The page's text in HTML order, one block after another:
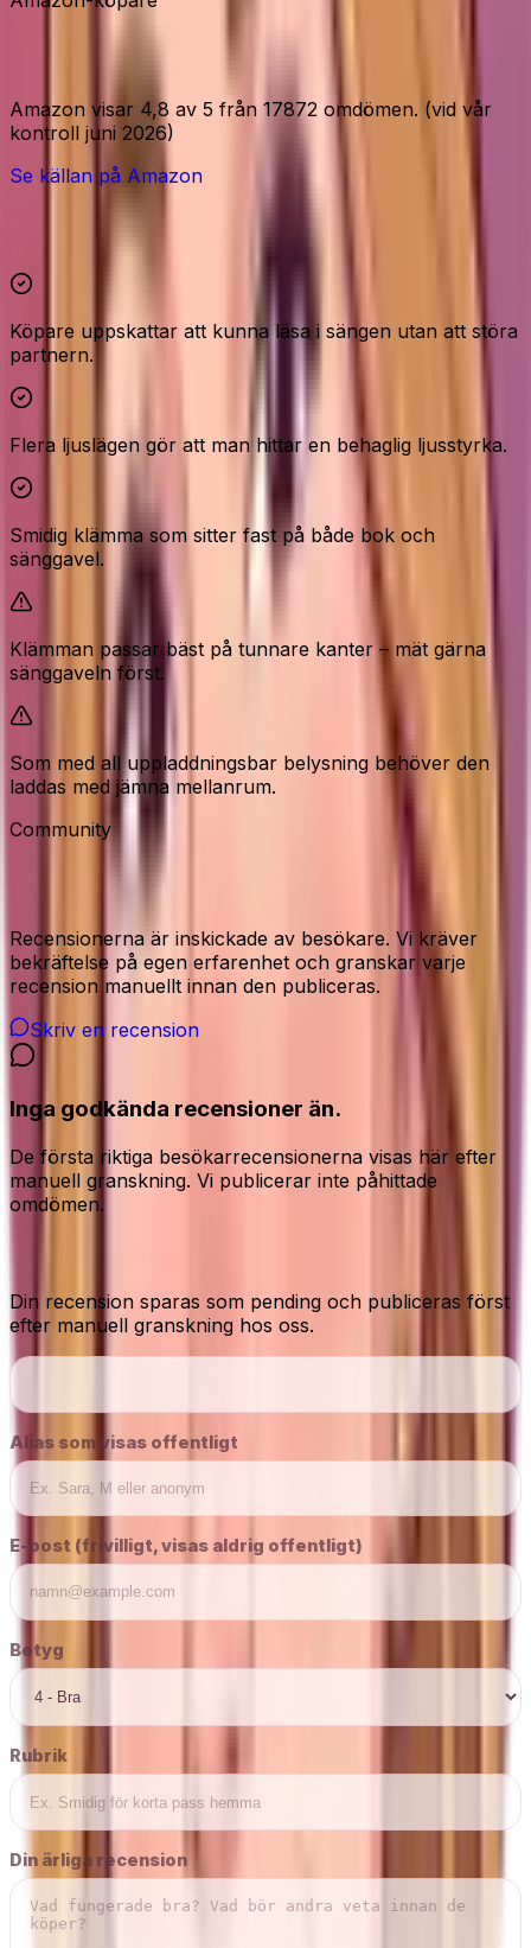
Amazon-signaler
Amazon visar 4,8 av 5 från 17872 omdömen. (vid vår
kontroll juni 2026)
Se källan på Amazon
Höjdpunkter och reservationer
Köpare uppskattar att kunna läsa i sängen utan att störa
partnern.
Flera ljuslägen gör att man hittar en behaglig ljusstyrka.
Smidig klämma som sitter fast på både bok och
sänggavel.
Klämman passar bäst på tunnare kanter – mät gärna
sänggaveln först.
Som med all uppladdningsbar belysning behöver den
laddas med jämna mellanrum.
Community
Recensioner från våra besökare
Recensionerna är inskickade av besökare. Vi kräver
bekräftelse på egen erfarenhet och granskar varje
recension manuellt innan den publiceras.
Skriv en recension
Inga godkända recensioner än.
De första riktiga besökarrecensionerna visas här efter
manuell granskning. Vi publicerar inte påhittade
omdömen.
Din recension sparas som pending och publiceras först
efter manuell granskning hos oss.
Alias som visas offentligt
E-post (frivilligt, visas aldrig offentligt)
Betyg
Rubrik
Din ärliga recension